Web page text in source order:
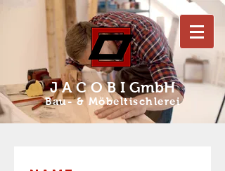
J A C O B I GmbH
Bau- & Möbeltischlerei